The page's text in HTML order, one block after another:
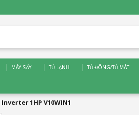
MÁY SẤY TỦ LẠNH TỦ ĐÔNG/TỦ MÁT
1HP V10WIN1